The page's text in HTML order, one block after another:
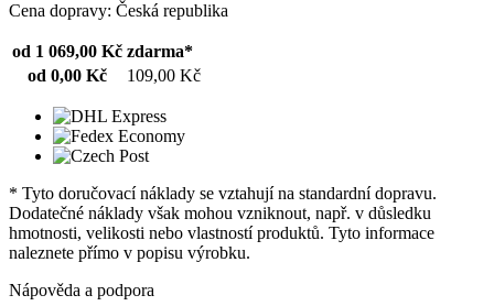
Cena dopravy: Česká republika
od 1 069,00 Kč zdarma*
od 0,00 Kč
109,00 Kč
* Tyto doručovací náklady se vztahují na standardní dopravu.
Dodatečné náklady však mohou vzniknout, např. v důsledku
hmotnosti, velikosti nebo vlastností produktů. Tyto informace
naleznete přímo v popisu výrobku.
Nápověda a podpora